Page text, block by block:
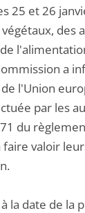
25 et 26
des
a
l'Union
par les
du
faire valoir
la date de la